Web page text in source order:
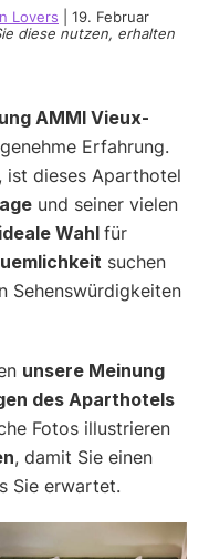
Lovers
19. Februar
diese nutzen, erhalten
AMMI Vieux-
Erfahrung.
ist dieses Aparthotel
und seiner vielen
ideale Wahl für
suchen
Sehenswürdigkeiten
unsere Meinung
des Aparthotels
Fotos illustrieren
, damit Sie einen
Sie erwartet.